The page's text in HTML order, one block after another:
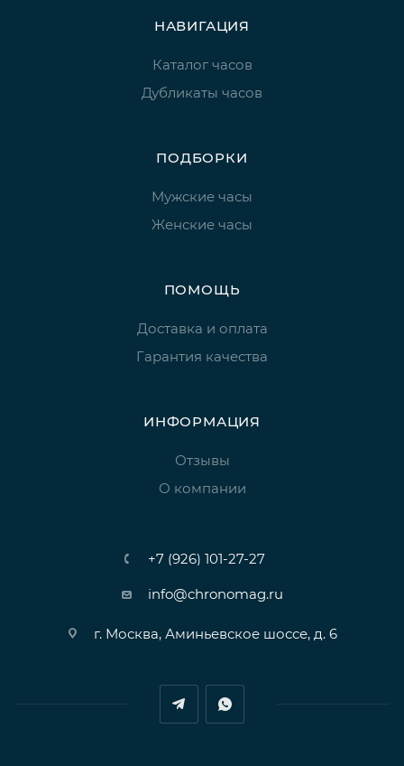
НАВИГАЦИЯ
Каталог часов
Дубликаты часов
ПОДБОРКИ
Мужские часы
Женские часы
ПОМОЩЬ
Доставка и оплата
Гарантия качества
ИНФОРМАЦИЯ
Отзывы
О компании
+7 (926) 101-27-27
info@chronomag.ru
г. Москва, Аминьевское шоссе, д. 6